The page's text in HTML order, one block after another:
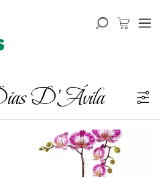
D'Ávila